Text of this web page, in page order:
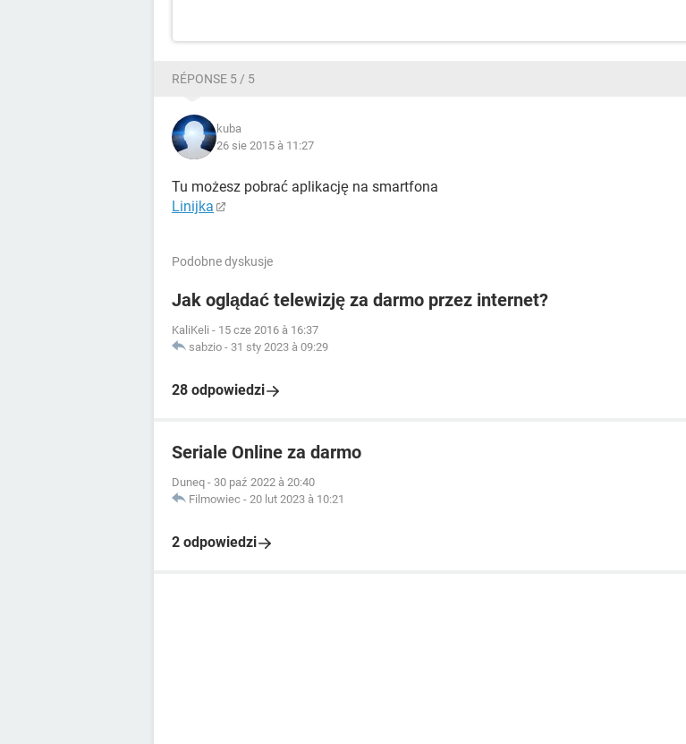
RÉPONSE 5 / 5
kuba
26 sie 2015 à 11:27
Tu możesz pobrać aplikację na smartfona
Linijka
Podobne dyskusje
Jak oglądać telewizję za darmo przez internet?
KaliKeli - 15 cze 2016 à 16:37
sabzio - 31 sty 2023 à 09:29
28 odpowiedzi
Seriale Online za darmo
Duneq - 30 paź 2022 à 20:40
Filmowiec - 20 lut 2023 à 10:21
2 odpowiedzi